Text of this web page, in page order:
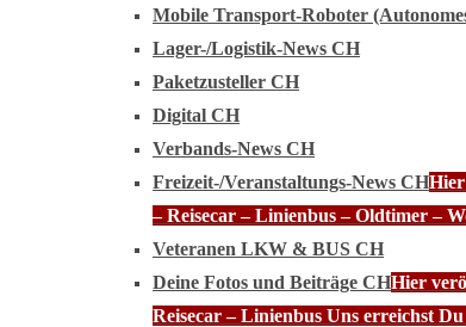
Mobile Transport-Roboter
Lager-/Logistik-News CH
Paketzusteller CH
Digital CH
Verbands-News CH
Freizeit-/Veranstaltungs-News CH
– Reisecar – Linienbus – Oldtimer –
Veteranen LKW & BUS CH
Deine Fotos und Beiträge CHHier
Reisecar – Linienbus Uns erreichst